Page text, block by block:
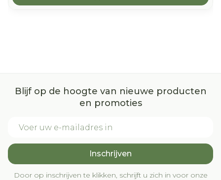
Blijf op de hoogte van nieuwe producten
en promoties
Inschrijven
Door op inschrijven te klikken, schrijft u zich in voor onze